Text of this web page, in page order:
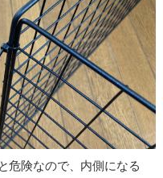
危険なので、内側になる